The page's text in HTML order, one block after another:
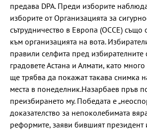
предава DPA. Преди изборите
изборите от Организацията за
сътрудничество в Европа (ОССЕ) също
към организацията на вота.
правили селфита пред избирателните
градовете Астана и Алмати, като много
ще трябва да покажат такава снимка
места в понеделник.Назарбаев пръв
преизбирането му. Победата е
доказателство за непоколебимата
реформите, заяви бившият президент